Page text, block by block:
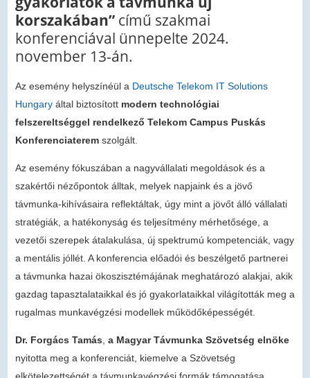
korszakában”című szakmai
konferenciával ünnepelte 2024.
november 13-án.
Az esemény helyszínéül a Deutsche Telekom IT Solutions
Hungaryáltal biztosított modern technológiai
felszereltséggel rendelkező Telekom Campus Puskás
Konferenciateremszolgált.
Az esemény fókuszában a nagyvállalati megoldások és a
szakértői nézőpontok álltak, melyek napjaink és a jövő
távmunka-kihívásaira reflektáltak, úgy mint a jövőt álló vállalati
stratégiák, a hatékonyság és teljesítmény mérhetősége, a
vezetői szerepek átalakulása, új spektrumú kompetenciák, vagy
a mentális jóllét. A konferencia előadói és beszélgető partnerei
a távmunka hazai ökoszisztémájának meghatározó alakjai, akik
gazdag tapasztalataikkal és jó gyakorlataikkal világították meg a
rugalmas munkavégzési modellek működőképességét.
Dr. Forgács Tamás a Magyar Távmunka Szövetség elnöke
nyitotta meg a konferenciát, kiemelve a Szövetség